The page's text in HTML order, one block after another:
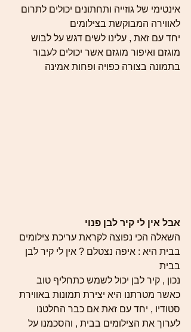
אינטימי של גוזייה ותחתונים יכולים לתרום
לאווירה המבוקשת בצילומים
יחד עם זאת , עלינו לשים דגש על לבוש
מוגזם ואיפור מוגזם אשר יכולים לעבור
בתמונה בצורה כפויה ופחות אמינה
אבל אין לי קיר לבן פנוי
השאלה הכי נפוצה לקראת עריכת צילומים
בבית היא : איפה נצטלם ? אין לי קיר לבן
בבית
נכון , קיר לבן יכול לשמש כתחליף טוב
כאשר מטרתנו היא יצירת תמונות באווירת
סטודיו , יחד עם זאת אם כבר החלטנו
לערוך את הצילומים בבית , והסכמנו על